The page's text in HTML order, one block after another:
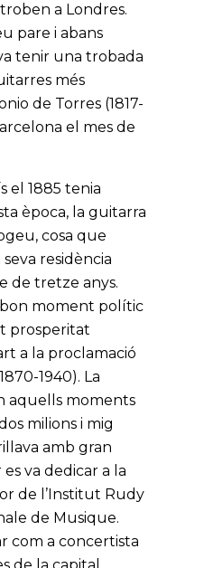
a Londres.
pare i abans
tenir una trobada
més
de Torres (1817-
el mes de
el 1885 tenia
època, la guitarra
cosa que
residència
de tretze anys.
moment polític
prosperitat
a la proclamació
1940). La
aquells moments
milions i mig
amb gran
va dedicar a la
de l’Institut Rudy
de Musique.
com a concertista